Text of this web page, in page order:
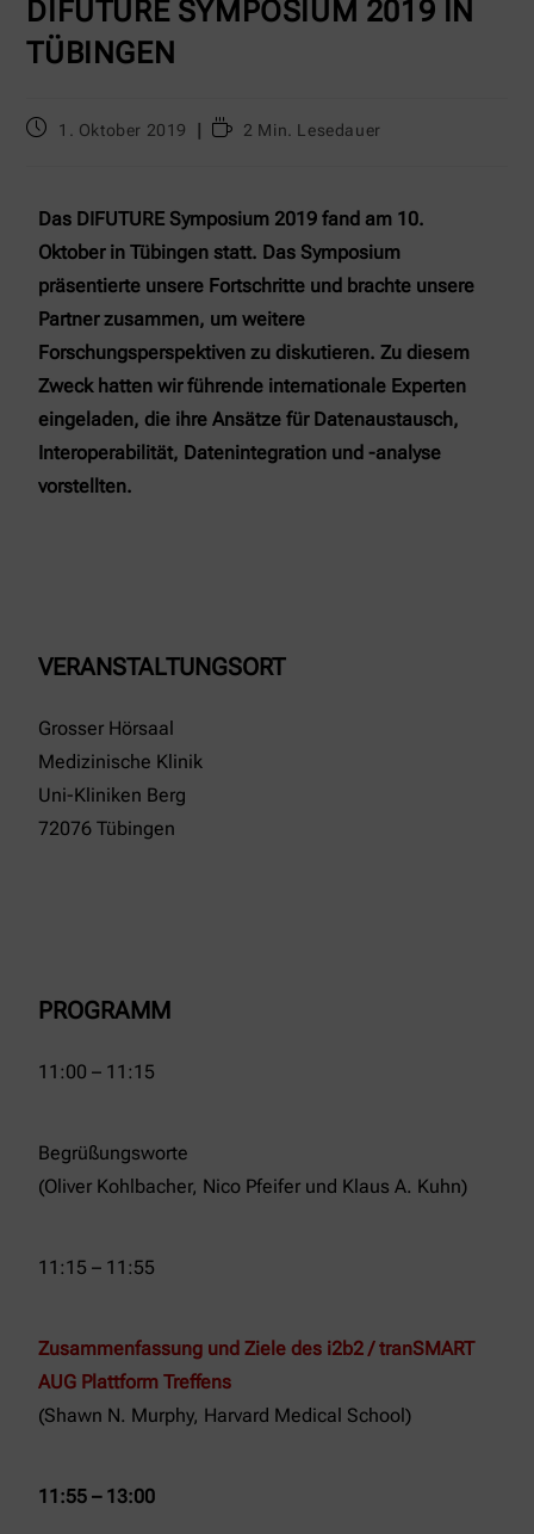
DIFUTURE SYMPOSIUM 2019 IN
TÜBINGEN
1. Oktober 2019 2 Min. Lesedauer
Das DIFUTURE Symposium 2019 fand am 10.
Oktober in Tübingen statt. Das Symposium
präsentierte unsere Fortschritte und brachte unsere
Partner zusammen, um weitere
Forschungsperspektiven zu diskutieren. Zu diesem
Zweck hatten wir führende internationale Experten
eingeladen, die ihre Ansätze für Datenaustausch,
Interoperabilität, Datenintegration und -analyse
vorstellten.
VERANSTALTUNGSORT
Grosser Hörsaal
Medizinische Klinik
Uni-Kliniken Berg
72076 Tübingen
PROGRAMM
11:00 – 11:15
Begrüßungsworte
(Oliver Kohlbacher, Nico Pfeifer und Klaus A. Kuhn)
11:15 – 11:55
Zusammenfassung und Ziele des i2b2 / tranSMART
AUG Plattform Treffens
(Shawn N. Murphy, Harvard Medical School)
11:55 – 13:00